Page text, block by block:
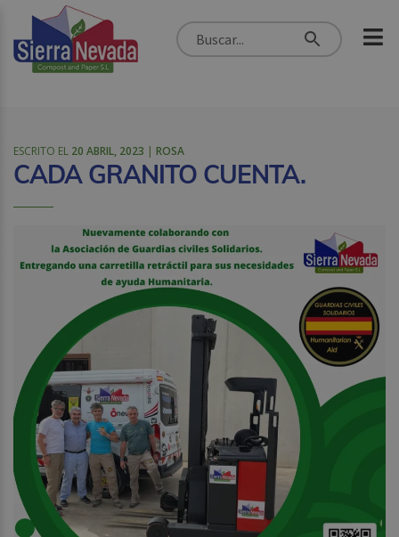
ESCRITO EL 20 ABRIL, 2023 | ROSA
CADA GRANITO CUENTA.